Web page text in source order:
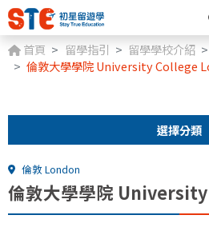
首頁 留學指引 留學學校介紹
倫敦大學學院 University College
選擇分類
倫敦 London
倫敦大學學院